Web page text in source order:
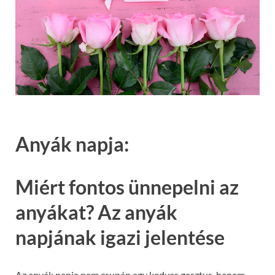
Anyák napja:
Miért fontos ünnepelni az
anyákat? Az anyák
napjának igazi jelentése